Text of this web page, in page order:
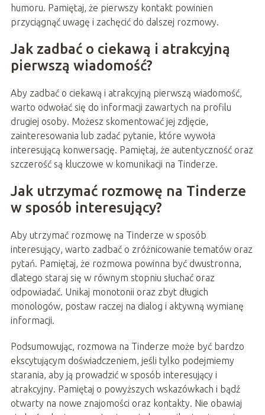
humoru. Pamiętaj, że pierwszy kontakt powinien
przyciągnąć uwagę i zachęcić do dalszej rozmowy.
Jak zadbać o ciekawą i atrakcyjną
pierwszą wiadomość?
Aby zadbać o ciekawą i atrakcyjną pierwszą wiadomość,
warto odwołać się do informacji zawartych na profilu
drugiej osoby. Możesz skomentować jej zdjęcie,
zainteresowania lub zadać pytanie, które wywoła
interesującą konwersację. Pamiętaj, że autentyczność oraz
szczerość są kluczowe w komunikacji na Tinderze.
Jak utrzymać rozmowę na Tinderze
w sposób interesujący?
Aby utrzymać rozmowę na Tinderze w sposób
interesujący, warto zadbać o zróżnicowanie tematów oraz
pytań. Pamiętaj, że rozmowa powinna być dwustronna,
dlatego staraj się w równym stopniu słuchać oraz
odpowiadać. Unikaj monotonii oraz zbyt długich
monologów, postaw raczej na dialog i aktywną wymianę
informacji.
Podsumowując, rozmowa na Tinderze może być bardzo
ekscytującym doświadczeniem, jeśli tylko podejmiemy
starania, aby ją prowadzić w sposób interesujący i
atrakcyjny. Pamiętaj o powyższych wskazówkach i bądź
otwarty na nowe znajomości oraz kontakty. Nie obawiaj